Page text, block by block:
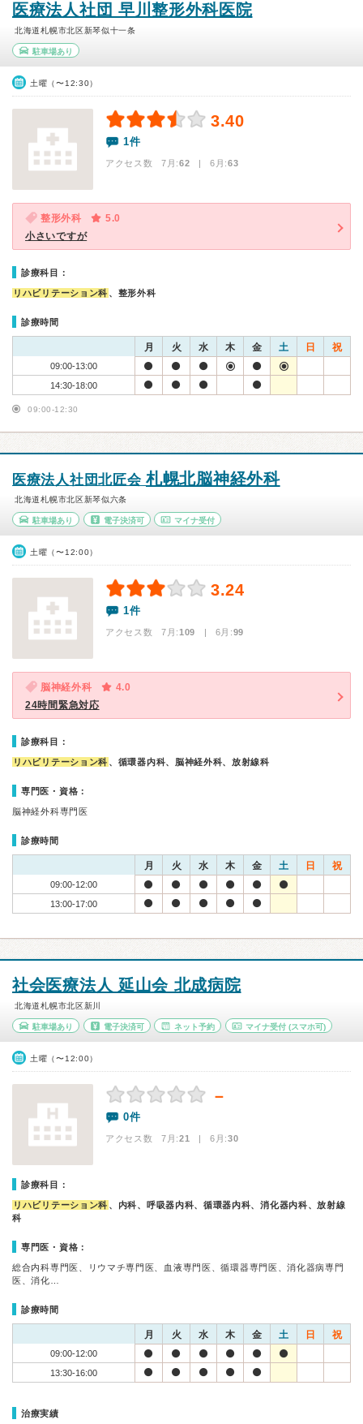
医療法人社団 早川整形外科医院
北海道札幌市北区新琴似十一条
駐車場あり
土曜（〜12:30）
3.40
1件
アクセス数 7月:62 | 6月:63
整形外科
5.0
小さいですが
診療科目：
リハビリテーション科 、整形外科
診療時間
月 火 水 木 金 土 日 祝
09:00-13:00
14:30-18:00
09:00-12:30
医療法人社団北匠会 札幌北脳神経外科
北海道札幌市北区新琴似六条
駐車場あり 電子決済可 マイナ受付
土曜（〜12:00）
3.24
1件
アクセス数 7月:109 | 6月:99
脳神経外科
4.0
24時間緊急対応
診療科目：
リハビリテーション科 、循環器内科、脳神経外科、放射線科
専門医・資格：
脳神経外科専門医
診療時間
月 火 水 木 金 土 日 祝
09:00-12:00
13:00-17:00
社会医療法人 延山会 北成病院
北海道札幌市北区新川
駐車場あり 電子決済可 ネット予約 マイナ受付 (スマホ可)
土曜（〜12:00）
－
0件
アクセス数 7月:21 | 6月:30
診療科目：
リハビリテーション科 、内科、呼吸器内科、循環器内科、消化器内科、放射線
科
専門医・資格：
総合内科専門医、リウマチ専門医、血液専門医、循環器専門医、消化器病専門
医、消化…
診療時間
月 火 水 木 金 土 日 祝
09:00-12:00
13:30-16:00
治療実績